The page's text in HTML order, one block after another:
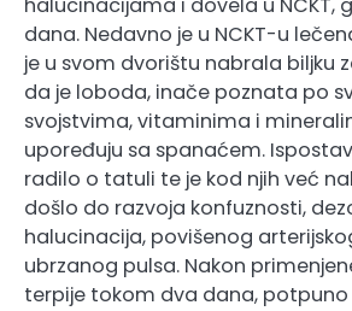
dana. Nedavno je u NCKT-u
je u svom dvorištu nabrala biljku
da je loboda, inače poznata po
svojstvima, vitaminima i
upoređuju sa spanaćem.
radilo o tatuli te je kod njih već
došlo do razvoja konfuznosti,
halucinacija, povišenog
ubrzanog pulsa. Nakon
terpije tokom dva dana, potpuno